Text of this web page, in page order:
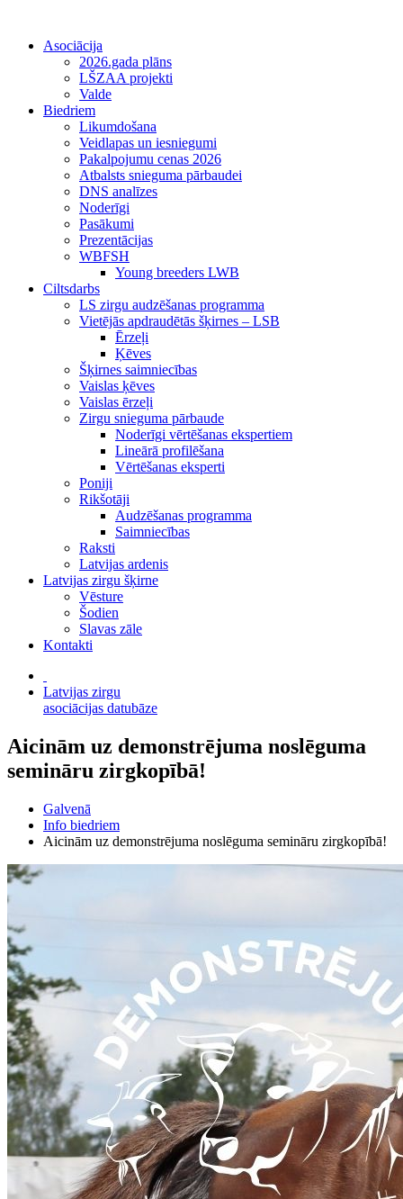
Asociācija
2026.gada plāns
LŠZAA projekti
Valde
Biedriem
Likumdošana
Veidlapas un iesniegumi
Pakalpojumu cenas 2026
Atbalsts snieguma pārbaudei
DNS analīzes
Noderīgi
Pasākumi
Prezentācijas
WBFSH
Young breeders LWB
Ciltsdarbs
LS zirgu audzēšanas programma
Vietējās apdraudētās šķirnes – LSB
Ērzeļi
Ķēves
Šķirnes saimniecības
Vaislas ķēves
Vaislas ērzeļi
Zirgu snieguma pārbaude
Noderīgi vērtēšanas ekspertiem
Lineārā profilēšana
Vērtēšanas eksperti
Poniji
Rikšotāji
Audzēšanas programma
Saimniecības
Raksti
Latvijas ardenis
Latvijas zirgu šķirne
Vēsture
Šodien
Slavas zāle
Kontakti
Latvijas zirgu
asociācijas datubāze
Aicinām uz demonstrējuma noslēguma
semināru zirgkopībā!
Galvenā
Info biedriem
Aicinām uz demonstrējuma noslēguma semināru zirgkopībā!